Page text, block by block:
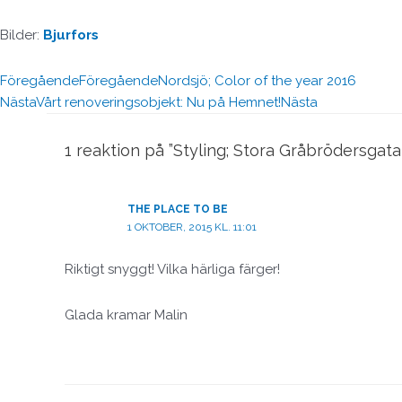
Bilder: Bjurfors
FöregåendeFöregåendeNordsjö; Color of the year 2016
NästaVårt renoveringsobjekt: Nu på Hemnet!Nästa
1 reaktion på ”Styling; Stora
THE PLACE TO BE
1 OKTOBER, 2015 KL. 11:01
Riktigt snyggt! Vilka härliga färger!
Glada kramar Malin